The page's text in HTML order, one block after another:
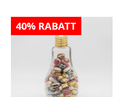
40% RABATT